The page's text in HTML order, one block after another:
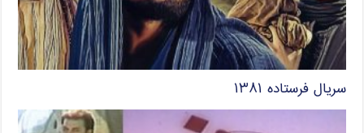
سریال فرستاده ۱۳۸۱